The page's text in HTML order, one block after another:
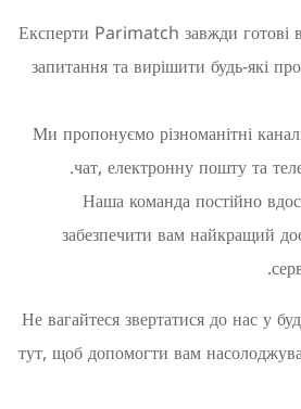
Експерти Parimatch завжди
запитання та вирішити
Ми пропонуємо
чат, електронну
Наша команда
забезпечити вам
Не вагайтеся звертатися
тут, щоб допомогти вам